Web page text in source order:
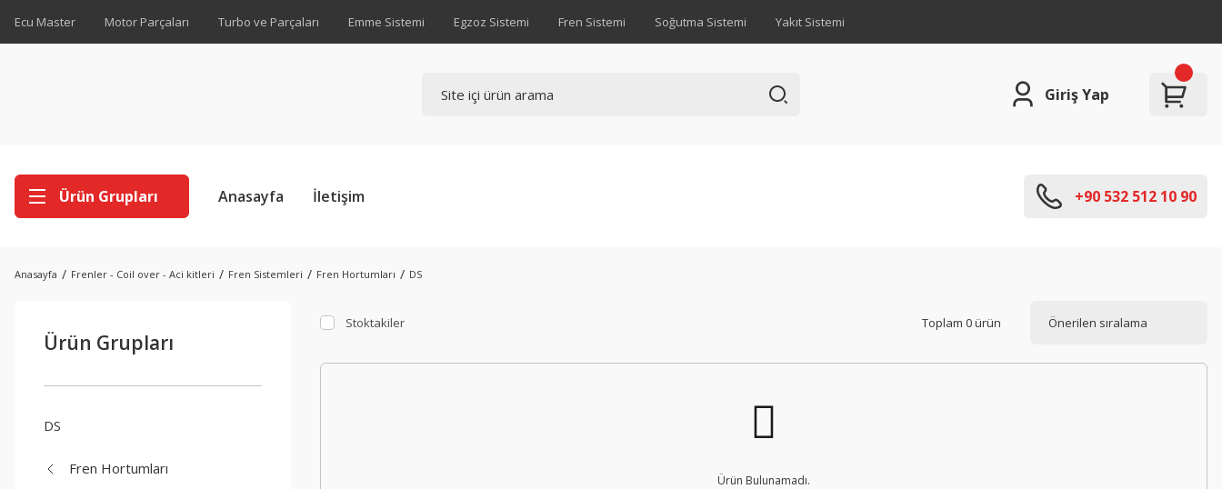
Ecu Master Motor Parçaları Turbo ve Parçaları Emme Sistemi Egzoz Sistemi Fren Sistemi Soğutma Sistemi Yakıt Sistemi
Giriş Yap
Ürün Grupları Anasayfa İletişim +90 532 512 10 90
Anasayfa Frenler - Coil over - Aci kitleri Fren Sistemleri Fren Hortumları DS
Ürün Grupları
DS
Fren Hortumları
Stoktakiler Toplam 0 ürün
Ürün Bulunamadı.